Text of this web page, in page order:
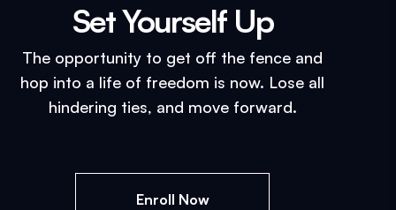
Set Yourself Up​
The opportunity to get off the fence and
hop into a life of freedom is now. Lose all
hindering ties, and move forward.
Enroll Now